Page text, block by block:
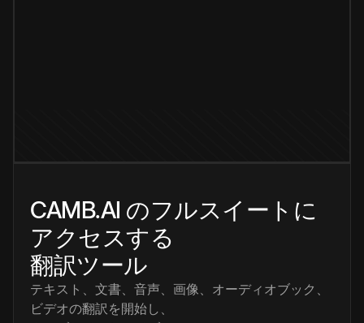
CAMB.AI のフルスイートに
アクセスする
翻訳ツール
テキスト、文書、音声、画像、オーディオブック、
ビデオの翻訳を開始し、